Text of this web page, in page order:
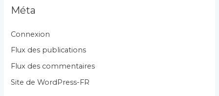
g
r
i
e
Méta
Connexion
Flux des publications
Flux des commentaires
Site de WordPress-FR